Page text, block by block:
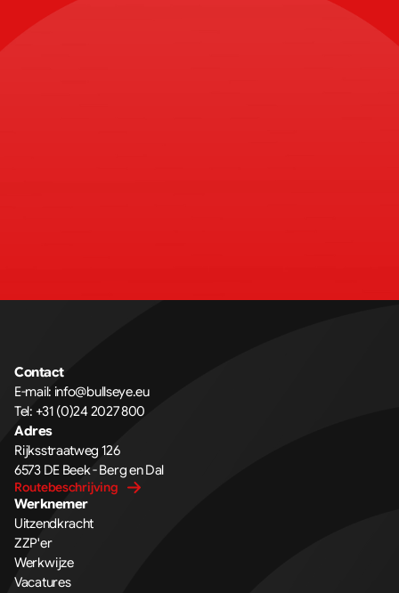
Contact
E-mail: info@bullseye.eu
Tel: +31 (0)24 2027 800
Adres
Rijksstraatweg 126
6573 DE Beek - Berg en Dal
Routebeschrijving
Werknemer
Uitzendkracht
ZZP'er
Werkwijze
Vacatures